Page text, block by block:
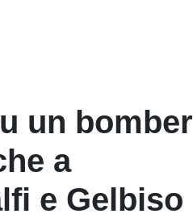
un bomber
a
e Gelbiso